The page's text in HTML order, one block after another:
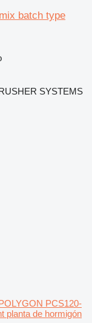
batch type
SYSTEMS
PCS120-
planta de hormigón